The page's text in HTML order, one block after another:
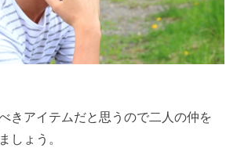
きアイテムだと思うので二人の仲を
しょう。